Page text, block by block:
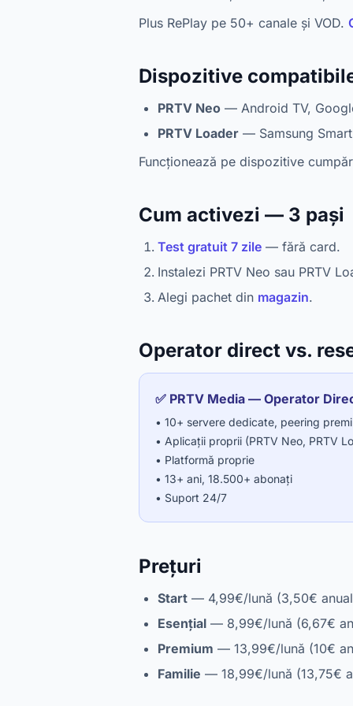
Plus RePlay pe 50+ canale și VOD.
Dispozitive
PRTV Neo — Android TV,
PRTV Loader — Samsung
Funcționează pe dispozitive
Cum activezi — 3 pași
Test gratuit 7 zile — fără card.
Instalezi PRTV Neo sau PRTV
Alegi pachet din magazin.
Operator direct vs.
✅ PRTV Media — Operator
• 10+ servere dedicate, peering
• Aplicații proprii (PRTV Neo, PRTV
• Platformă proprie
• 13+ ani, 18.500+ abonați
• Suport 24/7
Prețuri
Start — 4,99€/lună (3,50€
Esențial — 8,99€/lună (6,67€
Premium — 13,99€/lună (10€
Familie — 18,99€/lună (13,75€